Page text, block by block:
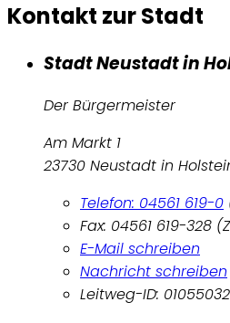
Kontakt zur Stadt
Stadt Neustadt in
Der Bürgermeister
Am Markt 1
23730 Neustadt in
Telefon: 04561 619-0
Fax: 04561 619-328
E-Mail schreiben
Nachricht schreiben
Leitweg-ID: